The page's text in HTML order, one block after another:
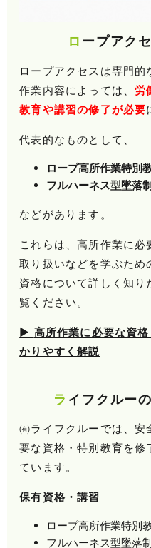
ロープア
ロープアクセスは専門的
作業内容によっては、労
教育や講習の修了が必要
代表的なものとして、
ロープ高所作業特別
フルハーネス型墜落
などがあります。
これらは、高所作業に
取り扱いなどを学ぶため
資格について詳しく知
覧ください。
▶ 高所作業に必要な資
かりやすく解説
ライフクルー
㈲ライフクルーでは、
要な資格・特別教育を修
ています。
保有資格・講習
ロープ高所作業特別
フルハーネス型墜落